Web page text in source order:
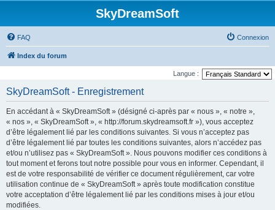
SkyDreamSoft
FAQ Connexion
Index du forum
Langue :
SkyDreamSoft - Enregistrement
En accédant à « SkyDreamSoft » (désigné ci-après par « nous », « notre »,
« nos », « SkyDreamSoft », « http://forum.skydreamsoft.fr »), vous acceptez
d’être légalement lié par les conditions suivantes. Si vous n’acceptez pas
d’être légalement lié par toutes les conditions suivantes, alors n’accédez pas
et/ou n’utilisez pas « SkyDreamSoft ». Nous pouvons modifier ces conditions à
tout moment et ferons tout notre possible pour vous en informer. Cependant, il
est de votre responsabilité de vérifier ce document régulièrement, car votre
utilisation continue de « SkyDreamSoft » après toute modification constitue
votre acceptation d’être légalement lié par les conditions mises à jour et/ou
modifiées.